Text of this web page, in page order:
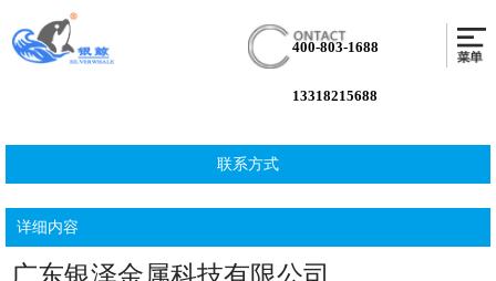
400-803-1688
13318215688
联系方式
详细内容